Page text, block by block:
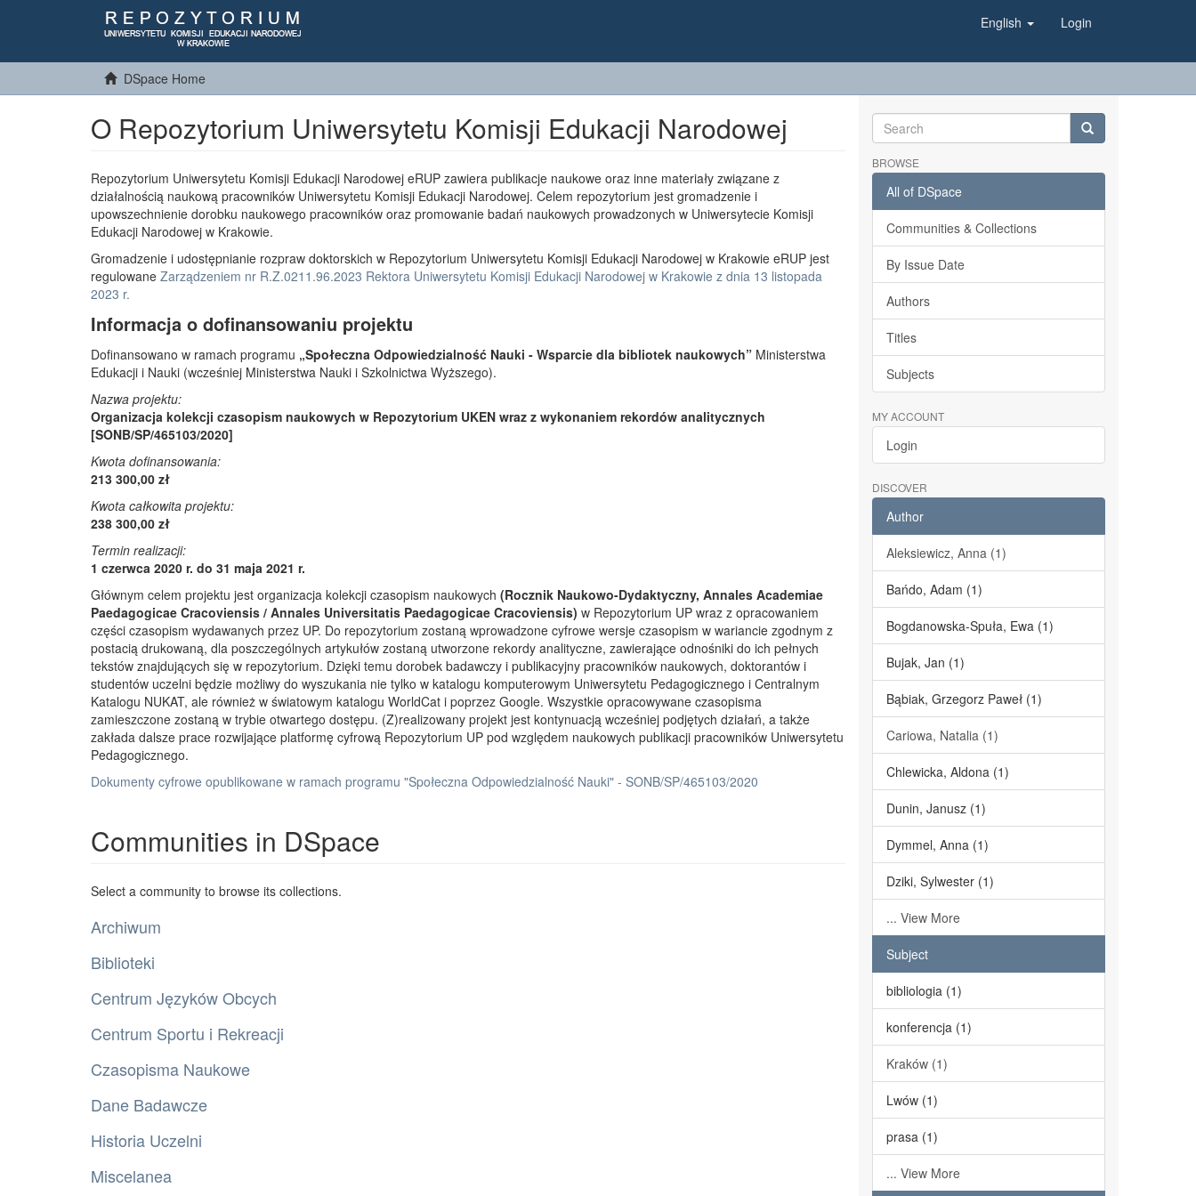
English Login
DSpace Home
O Repozytorium Uniwersytetu Komisji Edukacji Narodowej
Repozytorium Uniwersytetu Komisji Edukacji Narodowej eRUP zawiera publikacje naukowe oraz inne materiały związane z
działalnością naukową pracowników Uniwersytetu Komisji Edukacji Narodowej. Celem repozytorium jest gromadzenie i
upowszechnienie dorobku naukowego pracowników oraz promowanie badań naukowych prowadzonych w Uniwersytecie Komisji
Edukacji Narodowej w Krakowie.
Gromadzenie i udostępnianie rozpraw doktorskich w Repozytorium Uniwersytetu Komisji Edukacji Narodowej w Krakowie eRUP jest
regulowane Zarządzeniem nr R.Z.0211.96.2023 Rektora Uniwersytetu Komisji Edukacji Narodowej w Krakowie z dnia 13 listopada
2023 r.
Informacja o dofinansowaniu projektu
Dofinansowano w ramach programu „Społeczna Odpowiedzialność Nauki - Wsparcie dla bibliotek naukowych” Ministerstwa
Edukacji i Nauki (wcześniej Ministerstwa Nauki i Szkolnictwa Wyższego).
Nazwa projektu:
Organizacja kolekcji czasopism naukowych w Repozytorium UKEN wraz z wykonaniem rekordów analitycznych
[SONB/SP/465103/2020]
Kwota dofinansowania:
213 300,00 zł
Kwota całkowita projektu:
238 300,00 zł
Termin realizacji:
1 czerwca 2020 r. do 31 maja 2021 r.
Głównym celem projektu jest organizacja kolekcji czasopism naukowych (Rocznik Naukowo-Dydaktyczny, Annales Academiae
Paedagogicae Cracoviensis / Annales Universitatis Paedagogicae Cracoviensis) w Repozytorium UP wraz z opracowaniem
części czasopism wydawanych przez UP. Do repozytorium zostaną wprowadzone cyfrowe wersje czasopism w wariancie zgodnym z
postacią drukowaną, dla poszczególnych artykułów zostaną utworzone rekordy analityczne, zawierające odnośniki do ich pełnych
tekstów znajdujących się w repozytorium. Dzięki temu dorobek badawczy i publikacyjny pracowników naukowych, doktorantów i
studentów uczelni będzie możliwy do wyszukania nie tylko w katalogu komputerowym Uniwersytetu Pedagogicznego i Centralnym
Katalogu NUKAT, ale również w światowym katalogu WorldCat i poprzez Google. Wszystkie opracowywane czasopisma
zamieszczone zostaną w trybie otwartego dostępu. (Z)realizowany projekt jest kontynuacją wcześniej podjętych działań, a także
zakłada dalsze prace rozwijające platformę cyfrową Repozytorium UP pod względem naukowych publikacji pracowników Uniwersytetu
Pedagogicznego.
Dokumenty cyfrowe opublikowane w ramach programu "Społeczna Odpowiedzialność Nauki" - SONB/SP/465103/2020
Communities in DSpace
Select a community to browse its collections.
Archiwum
Biblioteki
Centrum Języków Obcych
Centrum Sportu i Rekreacji
Czasopisma Naukowe
Dane Badawcze
Historia Uczelni
Miscelanea
BROWSE
All of DSpace
Communities & Collections
By Issue Date
Authors
Titles
Subjects
MY ACCOUNT
Login
DISCOVER
Author
Aleksiewicz, Anna (1)
Bańdo, Adam (1)
Bogdanowska-Spuła, Ewa (1)
Bujak, Jan (1)
Bąbiak, Grzegorz Paweł (1)
Cariowa, Natalia (1)
Chlewicka, Aldona (1)
Dunin, Janusz (1)
Dymmel, Anna (1)
Dziki, Sylwester (1)
... View More
Subject
bibliologia (1)
konferencja (1)
Kraków (1)
Lwów (1)
prasa (1)
... View More